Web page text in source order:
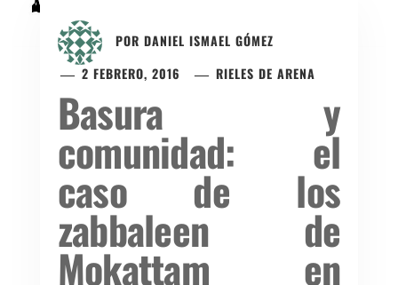
POR DANIEL ISMAEL GÓMEZ
2 FEBRERO, 2016
RIELES DE ARENA
Basura y
comunidad: el
caso de los
zabbaleen de
Mokattam en